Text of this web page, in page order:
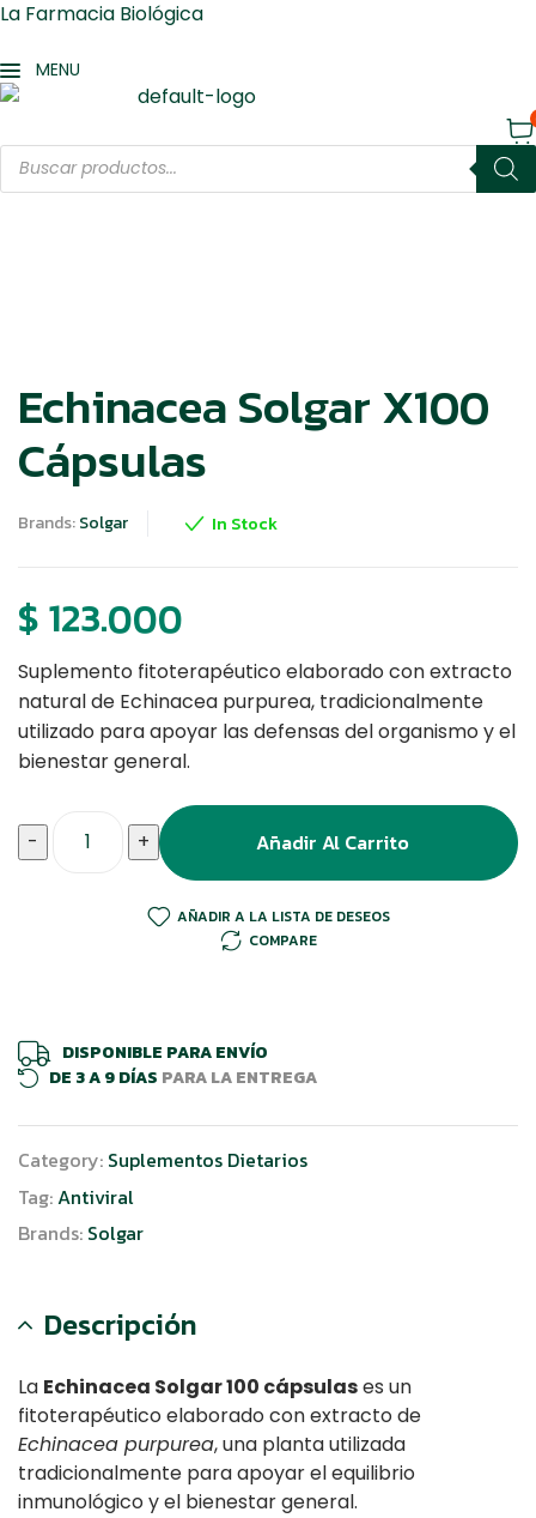
La Farmacia Biológica
MENU
Products
search
Echinacea Solgar X100
Cápsulas
Brands:Solgar Availability:
In Stock
$123.000
Suplemento fitoterapéutico elaborado con extracto
natural de Echinacea purpurea, tradicionalmente
utilizado para apoyar las defensas del organismo y el
bienestar general.
-
Cantidad
+ Añadir Al Carrito
AÑADIR A LA LISTA DE DESEOS
COMPARE
DISPONIBLE PARA ENVÍO
DE 3 A 9 DÍAS PARA LA ENTREGA
Category: Suplementos Dietarios
Tag:Antiviral
Brands: Solgar
Descripción
La Echinacea Solgar 100 cápsulases un
fitoterapéutico elaborado con extracto de
Echinacea purpurea, una planta utilizada
tradicionalmente para apoyar el equilibrio
inmunológico y el bienestar general.